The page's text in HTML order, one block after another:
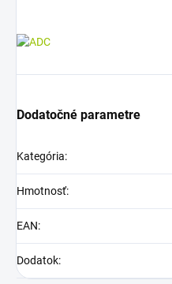
Dodatočné parametre
Kategória:
Hmotnosť:
EAN:
Dodatok: